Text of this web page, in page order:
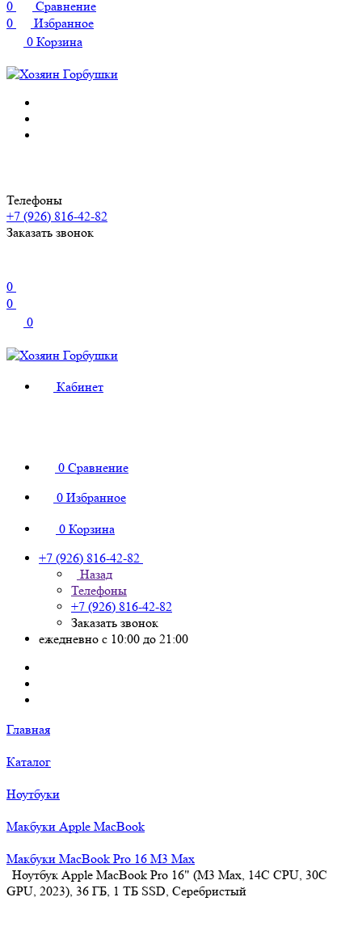
0
Сравнение
0
Избранное
0 Корзина
Телефоны
+7 (926) 816-42-82
Заказать звонок
0
0
0
Кабинет
0 Сравнение
0 Избранное
0 Корзина
+7 (926) 816-42-82
Назад
Телефоны
+7 (926) 816-42-82
Заказать звонок
ежедневно с 10:00 до 21:00
Главная
Каталог
Ноутбуки
Макбуки Apple MacBook
Макбуки MacBook Pro 16 M3 Max
Ноутбук Apple MacBook Pro 16" (M3 Max, 14C CPU, 30C
GPU, 2023), 36 ГБ, 1 ТБ SSD, Серебристый